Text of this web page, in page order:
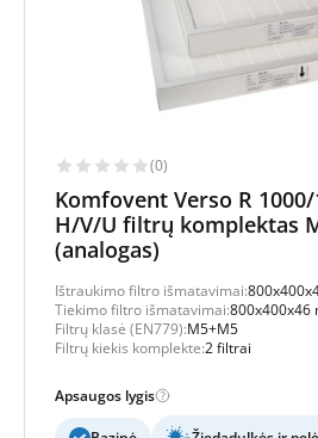
(0)
Komfovent Verso R
H/V/U filtrų komplektas
(analogas)
Ištraukimo filtro išmatavimai:
Tiekimo filtro išmatavimai:800x400x46
Filtrų klasė (EN779):M5+M5
Filtrų kiekis komplekte:2 filtrai
Apsaugos lygis